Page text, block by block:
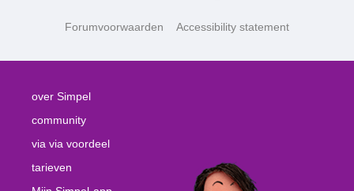
Forumvoorwaarden Accessibility statement
over Simpel
community
via via voordeel
tarieven